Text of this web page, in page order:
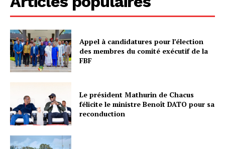
Appel à candidatures pour l’élection
des membres du comité exécutif de la
FBF
Le président Mathurin de Chacus
félicite le ministre Benoît DATO pour sa
reconduction